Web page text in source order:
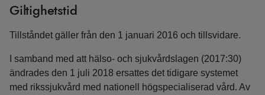
Giltighetstid
Tillståndet gäller från den 1 januari 2016 och tillsvidare.
I samband med att hälso- och sjukvårdslagen (2017:30)
ändrades den 1 juli 2018 ersattes det tidigare systemet
med rikssjukvård med nationell högspecialiserad vård. Av